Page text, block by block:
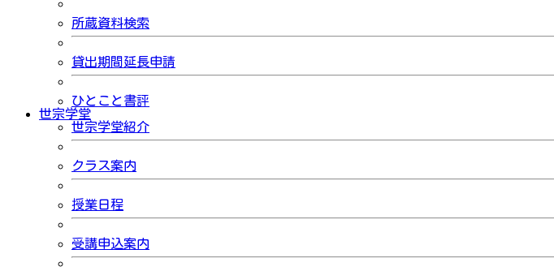
所蔵資料検索
貸出期間延長申請
ひとこと書評
世宗学堂
世宗学堂紹介
クラス案内
授業日程
受講申込案内